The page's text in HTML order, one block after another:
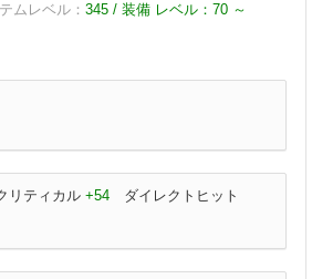
ムレベル： 345 / 装備 レベル： 70 ～
リティカル +54 ダイレクトヒット